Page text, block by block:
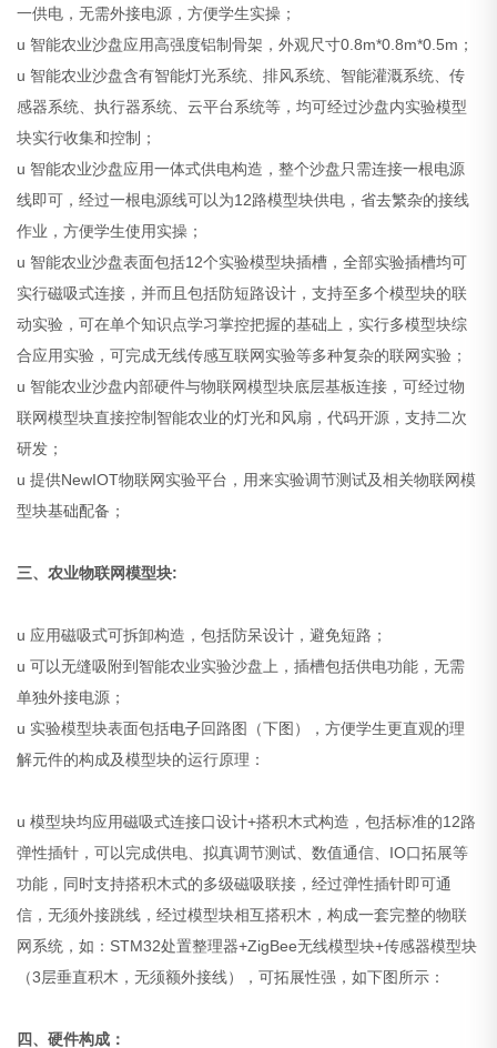
一供电，无需外接电源，方便学生实操；
u 智能农业沙盘应用高强度铝制骨架，外观尺寸0.8m*0.8m*0.5m；
u 智能农业沙盘含有智能灯光系统、排风系统、智能灌溉系统、传
感器系统、执行器系统、云平台系统等，均可经过沙盘内实验模型
块实行收集和控制；
u 智能农业沙盘应用一体式供电构造，整个沙盘只需连接一根电源
线即可，经过一根电源线可以为12路模型块供电，省去繁杂的接线
作业，方便学生使用实操；
u 智能农业沙盘表面包括12个实验模型块插槽，全部实验插槽均可
实行磁吸式连接，并而且包括防短路设计，支持至多个模型块的联
动实验，可在单个知识点学习掌控把握的基础上，实行多模型块综
合应用实验，可完成无线传感互联网实验等多种复杂的联网实验；
u 智能农业沙盘内部硬件与物联网模型块底层基板连接，可经过物
联网模型块直接控制智能农业的灯光和风扇，代码开源，支持二次
研发；
u 提供NewIOT物联网实验平台，用来实验调节测试及相关物联网模
型块基础配备；
三、农业物联网模型块:
u 应用磁吸式可拆卸构造，包括防呆设计，避免短路；
u 可以无缝吸附到智能农业实验沙盘上，插槽包括供电功能，无需
单独外接电源；
u 实验模型块表面包括电子回路图（下图），方便学生更直观的理
解元件的构成及模型块的运行原理：
u 模型块均应用磁吸式连接口设计+搭积木式构造，包括标准的12路
弹性插针，可以完成供电、拟真调节测试、数值通信、IO口拓展等
功能，同时支持搭积木式的多级磁吸联接，经过弹性插针即可通
信，无须外接跳线，经过模型块相互搭积木，构成一套完整的物联
网系统，如：STM32处置整理器+ZigBee无线模型块+传感器模型块
（3层垂直积木，无须额外接线），可拓展性强，如下图所示：
四、硬件构成：